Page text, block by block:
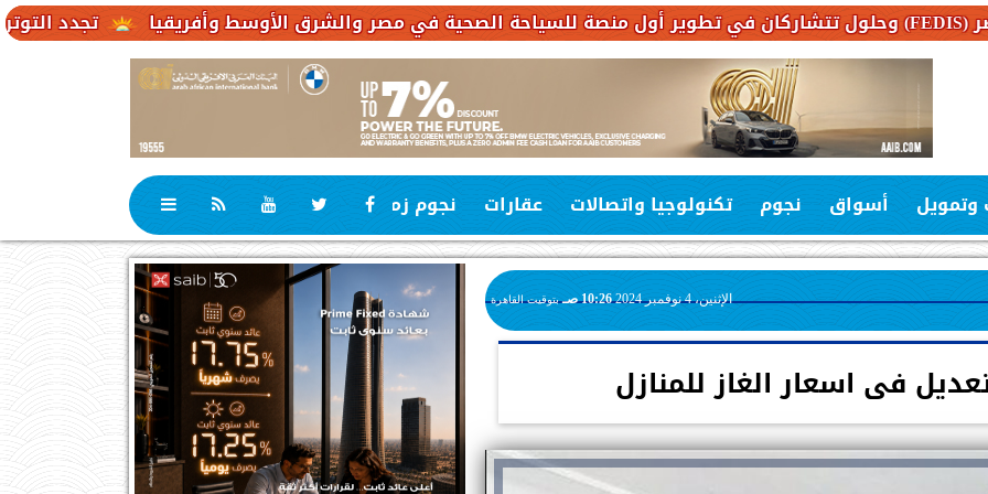
تجدد التوترات يخفض صادرات النفط
وتمويل أسواق نجوم تكنولوجيا واتصالات عقارات نجوم زمان رياضة
الإثنين، 4 نوفمبر 2024 10:26 صـ بتوقيت القاهرة
فى اسعار الغاز للمنازل